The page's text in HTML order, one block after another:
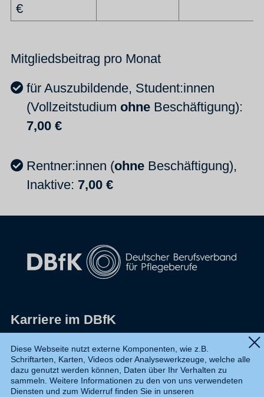
€
Mitgliedsbeitrag pro Monat
für Auszubildende, Student:innen
(Vollzeitstudium ohne Beschäftigung):
7,00 €
Rentner:innen (ohne Beschäftigung),
Inaktive: 7,00 €
Karriere im DBfK
Datenschutz
Shop
Diese Webseite nutzt externe Komponenten, wie z.B.
Schriftarten, Karten, Videos oder Analysewerkzeuge, welche alle
dazu genutzt werden können, Daten über Ihr Verhalten zu
sammeln. Weitere Informationen zu den von uns verwendeten
Diensten und zum Widerruf finden Sie in unseren